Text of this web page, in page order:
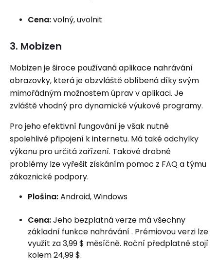
Cena:volný, uvolnit
3. Mobizen
Mobizen je široce používaná aplikace nahrávání
obrazovky, která je obzvláště oblíbená díky svým
mimořádným možnostem úprav v aplikaci. Je
zvláště vhodný pro dynamické výukové programy.
Pro jeho efektivní fungování je však nutné
spolehlivé připojení k internetu. Má také odchylky
výkonu pro určitá zařízení. Takové drobné
problémy lze vyřešit získáním pomoc z FAQ a týmu
zákaznické podpory.
Plošina:Android, Windows
Cena:Jeho bezplatná verze má všechny
základní funkce nahrávání . Prémiovou verzi lze
využít za 3,99 $ měsíčně. Roční předplatné stojí
kolem 24,99 $.